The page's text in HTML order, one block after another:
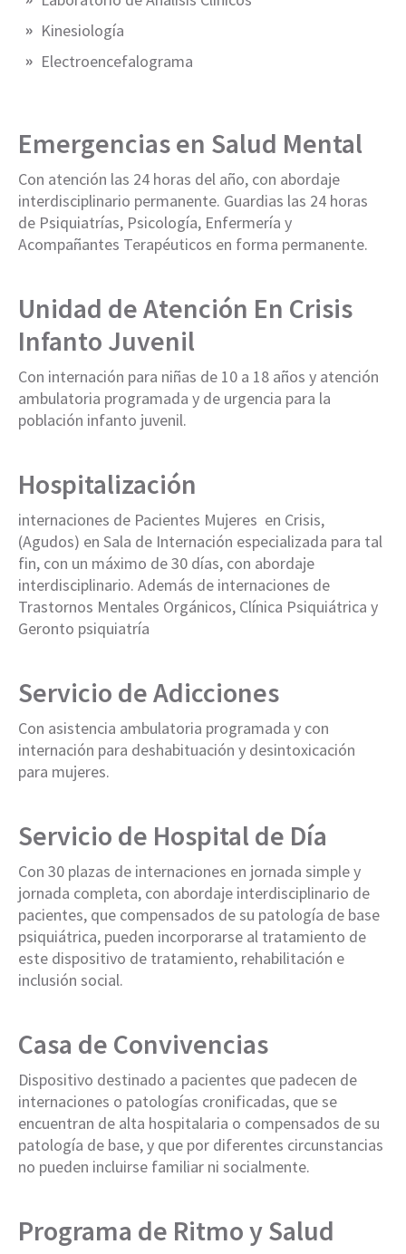
Kinesiología
Electroencefalograma
Emergencias en Salud Mental
Con atención las 24 horas del año, con abordaje
interdisciplinario permanente. Guardias las 24 horas
de Psiquiatrías, Psicología, Enfermería y
Acompañantes Terapéuticos en forma permanente.
Unidad de Atención En Crisis
Infanto Juvenil
Con internación para niñas de 10 a 18 años y atención
ambulatoria programada y de urgencia para la
población infanto juvenil.
Hospitalización
internaciones de Pacientes Mujeres en Crisis,
(Agudos) en Sala de Internación especializada para tal
fin, con un máximo de 30 días, con abordaje
interdisciplinario. Además de internaciones de
Trastornos Mentales Orgánicos, Clínica Psiquiátrica y
Geronto psiquiatría
Servicio de Adicciones
Con asistencia ambulatoria programada y con
internación para deshabituación y desintoxicación
para mujeres.
Servicio de Hospital de Día
Con 30 plazas de internaciones en jornada simple y
jornada completa, con abordaje interdisciplinario de
pacientes, que compensados de su patología de base
psiquiátrica, pueden incorporarse al tratamiento de
este dispositivo de tratamiento, rehabilitación e
inclusión social.
Casa de Convivencias
Dispositivo destinado a pacientes que padecen de
internaciones o patologías cronificadas, que se
encuentran de alta hospitalaria o compensados de su
patología de base, y que por diferentes circunstancias
no pueden incluirse familiar ni socialmente.
Programa de Ritmo y Salud